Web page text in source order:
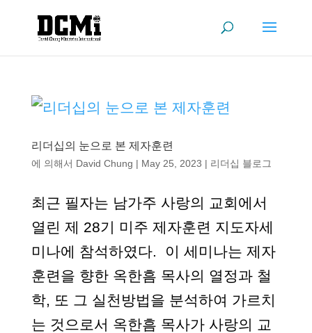
리더십의 눈으로 본 제자훈련
에 의해서 David Chung | May 25, 2023 | 리더십 블로그
최근 필자는 남가주 사랑의 교회에서
열린 제 28기 미주 제자훈련 지도자세
미나에 참석하였다. 이 세미나는 제자
훈련을 향한 옥한흠 목사의 열정과 철
학, 또 그 실천방법을 분석하여 가르치
는 것으로서 옥한흠 목사가 사랑의 교